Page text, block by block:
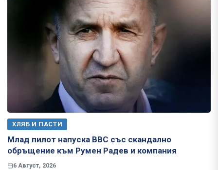
ХЛЯБ И ПАСТИ
Млад пилот напуска ВВС със скандално
обръщение към Румен Радев и компания
6 Август, 2026